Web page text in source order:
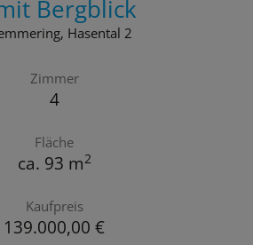
Bergblick
, Hasental 2
Zimmer
4
Fläche
ca. 93 m2
Kaufpreis
139.000,00 €